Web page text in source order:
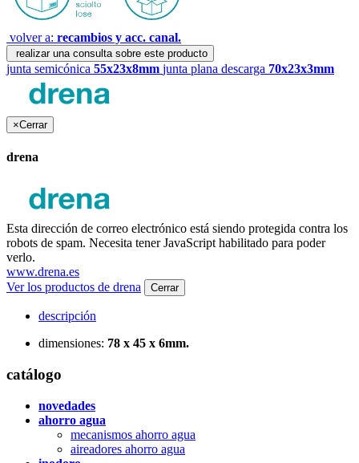
volver a: recambios y acc. canal.
realizar una consulta sobre este producto
junta semicónica 55x23x8mm junta plana descarga 70x23x3mm
×Cerrar
drena
Esta dirección de correo electrónico está siendo protegida contra los
robots de spam. Necesita tener JavaScript habilitado para poder
verlo.
www.drena.es
Ver los productos de drena
Cerrar
descripción
dimensiones: 78 x 45 x 6mm.
catálogo
novedades
ahorro agua
mecanismos ahorro agua
aireadores ahorro agua